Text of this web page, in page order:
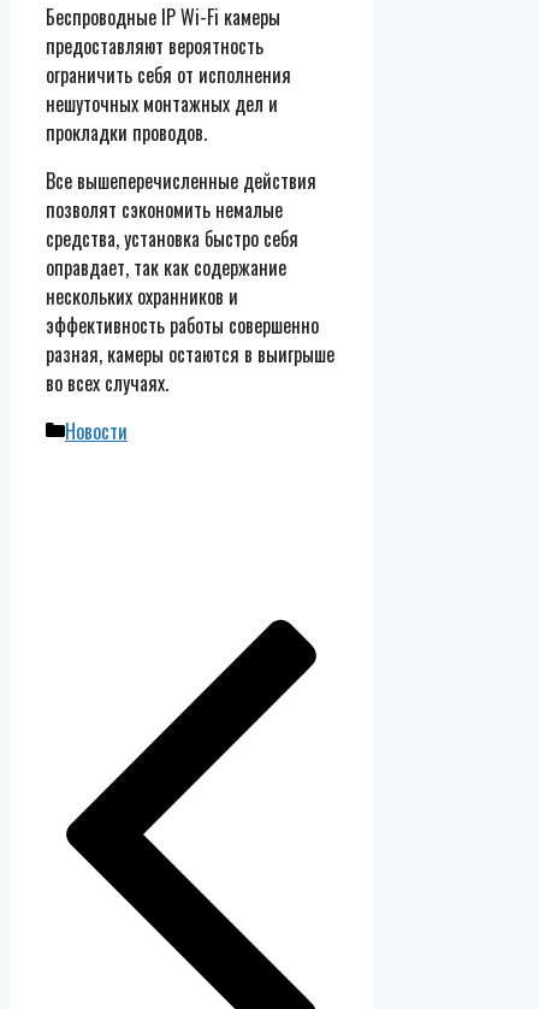
Беспроводные IP Wi-Fi камеры
предоставляют вероятность
ограничить себя от исполнения
нешуточных монтажных дел и
прокладки проводов.
Все вышеперечисленные действия
позволят сэкономить немалые
средства, установка быстро себя
оправдает, так как содержание
нескольких охранников и
эффективность работы совершенно
разная, камеры остаются в выигрыше
во всех случаях.
Рубрики
Новости